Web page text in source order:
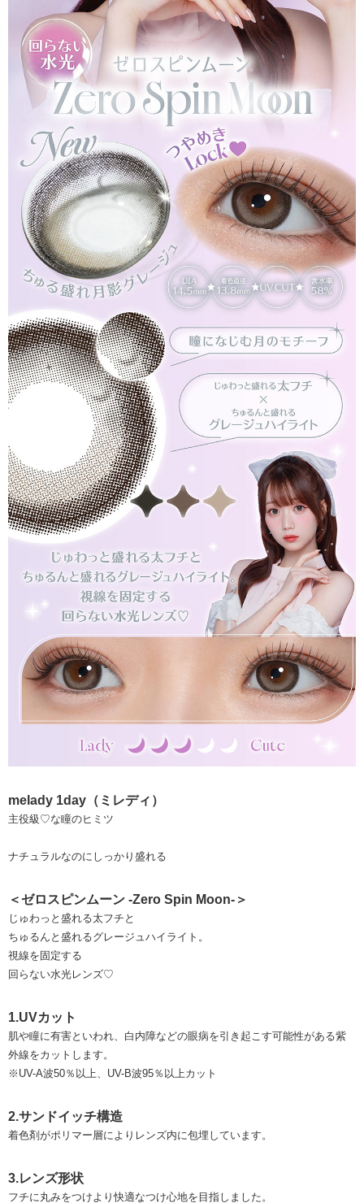
melady 1day（ミレディ）
主役級♡な瞳のヒミツ
ナチュラルなのにしっかり盛れる
＜ゼロスピンムーン -Zero Spin Moon-＞
じゅわっと盛れる太フチと
ちゅるんと盛れるグレージュハイライト。
視線を固定する
回らない水光レンズ♡
1.UVカット
肌や瞳に有害といわれ、白内障などの眼病を引き起こす可能性がある紫
外線をカットします。
※UV-A波50％以上、UV-B波95％以上カット
2.サンドイッチ構造
着色剤がポリマー層によりレンズ内に包埋しています。
3.レンズ形状
フチに丸みをつけより快適なつけ心地を目指しました。